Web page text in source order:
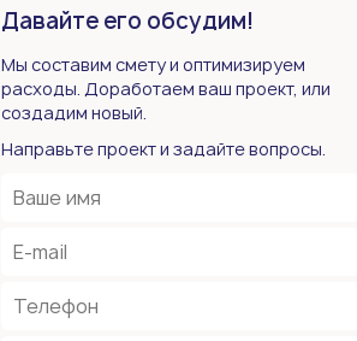
Давайте его обсудим!
Мы составим смету и оптимизируем
расходы. Доработаем ваш проект, или
создадим новый.
Направьте проект и задайте вопросы.